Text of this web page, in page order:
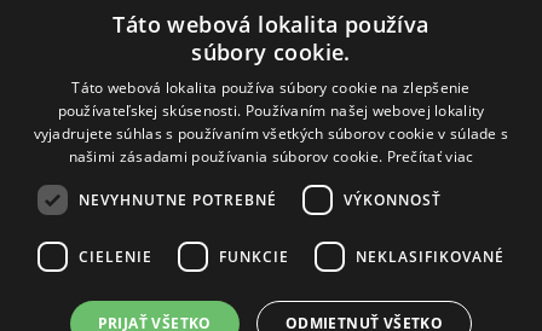
sales@rosler.sk
Regionálni zástupcovia
Západ a stred:
+421 903 728 402
Východ
mobil: +421 901 728 409
2014 - 2026 © ROSLER s.r.o.
Táto webová lokalita používa
súbory cookie.
Táto webová lokalita používa súbory cookie na zlepšenie
používateľskej skúsenosti. Používaním našej webovej lokality
vyjadrujete súhlas s používaním všetkých súborov cookie v súlade s
našimi zásadami používania súborov cookie. Prečítať viac
NEVYHNUTNE POTREBNÉ VÝKONNOSŤ
CIELENIE FUNKCIE NEKLASIFIKOVANÉ
PRIJAŤ VŠETKO ODMIETNUŤ VŠETKO